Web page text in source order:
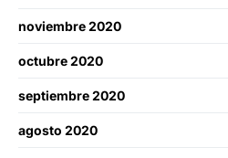
noviembre 2020
octubre 2020
septiembre 2020
agosto 2020